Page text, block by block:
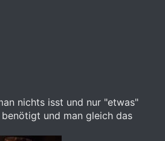
nichts isst und nur "etwas"
und man gleich das